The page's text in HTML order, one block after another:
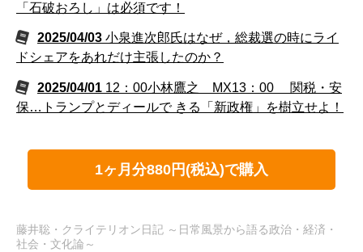
「石破おろし」は必須です！
2025/04/03 小泉進次郎氏はなぜ，総裁選の時にライ
ドシェアをあれだけ主張したのか？
2025/04/01 12：00小林鷹之 MX13：00 関税・安
保…トランプとディールで きる「新政権」を樹立せよ！
1ヶ月分880円(税込)で購入
藤井聡・クライテリオン日記 ～日常風景から語る政治・経済・
社会・文化論～